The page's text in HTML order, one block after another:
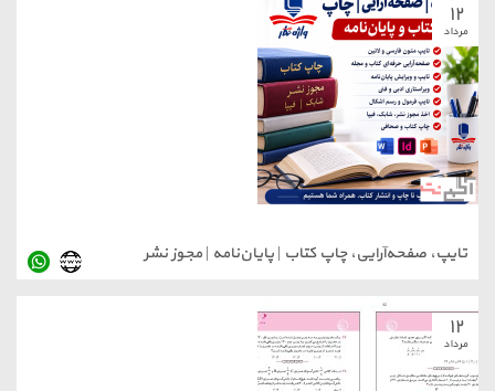
۱۲
مرداد
تایپ، صفحه‌آرایی، چاپ کتاب | پایان‌نامه | مجوز نشر
۱۲
مرداد